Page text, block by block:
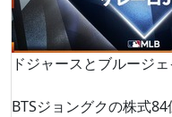
ドジャースとブルージ
BTSジョングクの株式